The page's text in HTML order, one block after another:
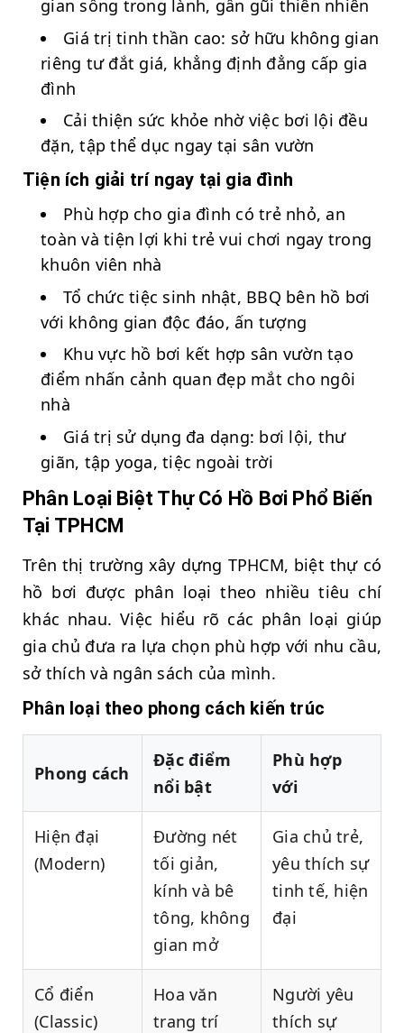
gian sống trong lành, gần gũi thiên nhiên
Giá trị tinh thần cao: sở hữu không gian
riêng tư đắt giá, khẳng định đẳng cấp gia
đình
Cải thiện sức khỏe nhờ việc bơi lội đều
đặn, tập thể dục ngay tại sân vườn
Tiện ích giải trí ngay tại gia đình
Phù hợp cho gia đình có trẻ nhỏ, an
toàn và tiện lợi khi trẻ vui chơi ngay trong
khuôn viên nhà
Tổ chức tiệc sinh nhật, BBQ bên hồ bơi
với không gian độc đáo, ấn tượng
Khu vực hồ bơi kết hợp sân vườn tạo
điểm nhấn cảnh quan đẹp mắt cho ngôi
nhà
Giá trị sử dụng đa dạng: bơi lội, thư
giãn, tập yoga, tiệc ngoài trời
Phân Loại Biệt Thự Có Hồ Bơi Phổ Biến
Tại TPHCM
Trên thị trường xây dựng TPHCM, biệt thự có
hồ bơi được phân loại theo nhiều tiêu chí
khác nhau. Việc hiểu rõ các phân loại giúp
gia chủ đưa ra lựa chọn phù hợp với nhu cầu,
sở thích và ngân sách của mình.
Phân loại theo phong cách kiến trúc
Phong cách
Đặc điểm
nổi bật
Phù hợp
với
Hiện đại
(Modern)
Đường nét
tối giản,
kính và bê
tông, không
gian mở
Gia chủ trẻ,
yêu thích sự
tinh tế, hiện
đại
Cổ điển
(Classic)
Hoa văn
trang trí
Người yêu
thích sự